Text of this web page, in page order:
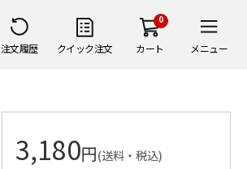
注文履歴 クイック注文
0
カート メニュー
3,180円(送料・税込)